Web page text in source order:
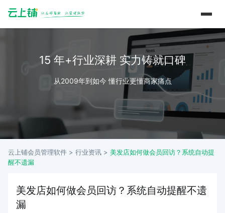
15 年+行业深耕 实力铸就口碑
从2009年到如今 懂行业更懂商家痛点
云上铺会员管理软件 > 行业资讯 > 美发店如何做会员回访？系统自动提
醒不遗漏
美发店如何做会员回访？系统自动提醒不遗
漏